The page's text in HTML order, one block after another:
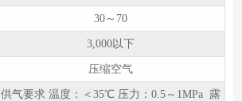
30～70
3,000以下
压缩空气
供气要求 温度：＜35℃ 压力：0.5～1MPa 露